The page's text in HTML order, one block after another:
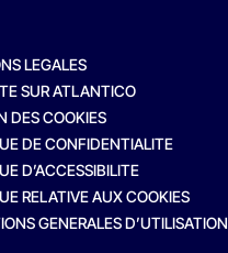
LEGALES
SUR ATLANTICO
DES COOKIES
DE CONFIDENTIALITE
D’ACCESSIBILITE
RELATIVE AUX COOKIES
GENERALES D’UTILISATION